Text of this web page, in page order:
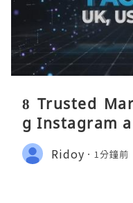
8 Trusted
g Instagram
Ridoy 1分鐘前